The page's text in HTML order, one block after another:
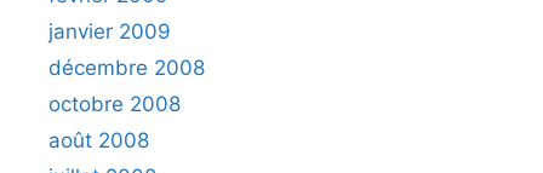
janvier 2009
décembre 2008
octobre 2008
août 2008